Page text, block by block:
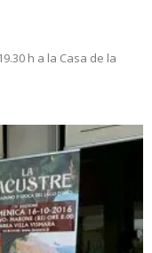
h a la Casa de la